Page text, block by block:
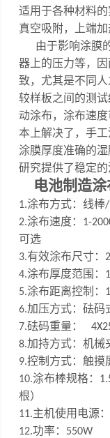
适用于各种材料
真空吸附，上端
由于影响涂膜
器上的压力等，
致，尤其是不同
较样板之间的测
动涂布，涂布速
本上解决了，手
涂膜厚度准确的
研究提供了稳定的
电池制造
1.涂布方式：线棒/
2.涂布速度： 1-200
可选
3.有效涂布尺寸：
4.涂布厚度范围：
5.涂布距离控制：
6.加压方式：砝码
7.砝码重量：
8.加持方式：机械
9.控制方式：触摸
10.涂布棒规格：
根）
11.主机使用电源：
12.功率： 550W